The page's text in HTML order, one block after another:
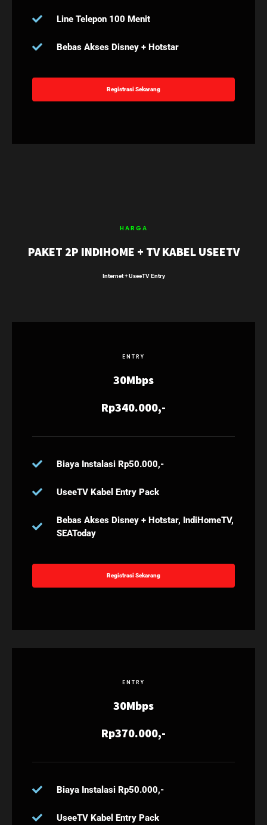
Line Telepon 100 Menit
Bebas Akses Disney + Hotstar
Registrasi Sekarang
HARGA
PAKET 2P INDIHOME + TV KABEL USEETV
Internet + UseeTV Entry
ENTRY
30Mbps
Rp340.000,-
Biaya Instalasi Rp50.000,-
UseeTV Kabel Entry Pack
Bebas Akses Disney + Hotstar, IndiHomeTV,
SEAToday
Registrasi Sekarang
ENTRY
30Mbps
Rp370.000,-
Biaya Instalasi Rp50.000,-
UseeTV Kabel Entry Pack